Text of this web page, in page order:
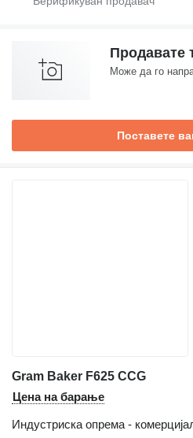
Продавате
Може да го
Поставете
Gram Baker F625 CCG
Цена на барање
Индустриска опрема -